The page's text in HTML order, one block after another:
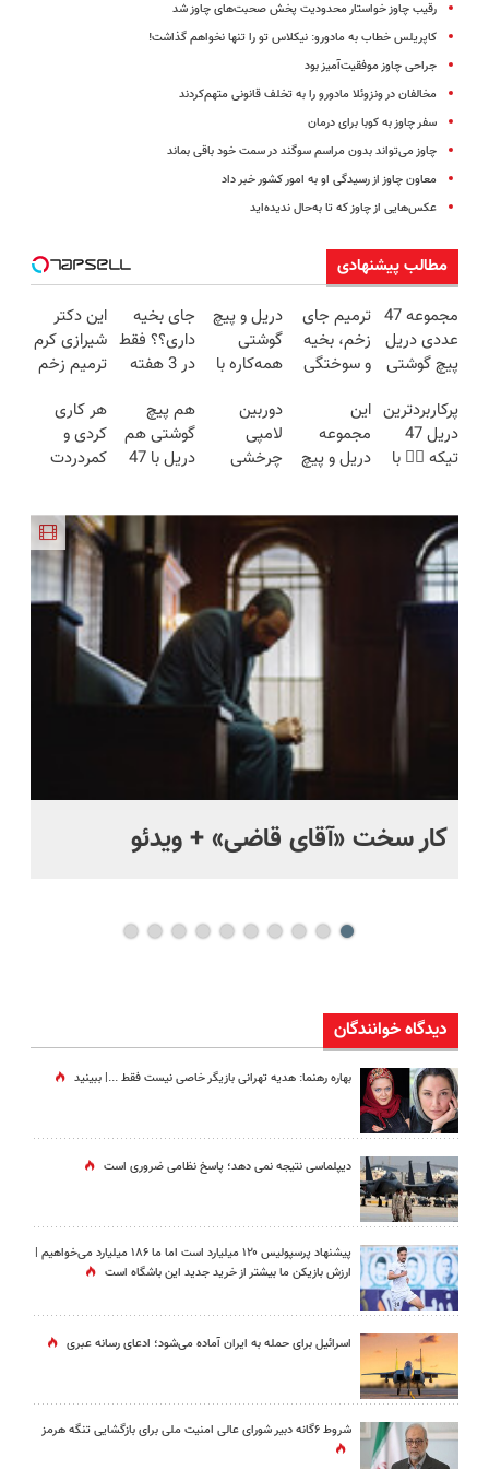
رقیب چاوز خواستار محدودیت پخش صحبت‌های چاوز شد
کاپریلس خطاب به مادورو: نیکلاس تو را تنها نخواهم گذاشت!
جراحی چاوز موفقیت‌آمیز بود
مخالفان در ونزوئلا مادورو را به تخلف قانونی متهم‌کردند
سفر چاوز به کوبا برای درمان
چاوز می‌تواند بدون مراسم سوگند در سمت خود باقی بماند
معاون چاوز از رسیدگی او به امور کشور خبر داد
عکس‌هایی از چاوز که تا به‌حال ندیده‌اید
مطالب پیشنهادی
مجموعه 47
عددی دریل
پیچ گوشتی
(تخفیف به
مدت
محدود)
ترمیم جای
زخم، بخیه
و سوختگی
هفته!!😍
دریل و پیچ
گوشتی
همه‌کاره با
هوشمند ⚙️
(نصف
قیمت بازار
جای بخیه
داری؟؟ فقط
در 3 هفته
کن!😍
این دکتر
شیرازی کرم
ترمیم زخم
ساخت!!!
پرکاربردترین
دریل 47
تیکه 👈🏻 با
این
مجموعه
دریل و پیچ
نصف قیمت
دوربین
لامپی
چرخشی
حراج شد🔥
پرداخت
درب منزل
هم پیچ
گوشتی هم
دریل با 47
بخرش!🔥
هر کاری
کردی و
کمردردت
پرسشنامه و
دریافت راه
حل
کار سخت «آقای قاضی» + ویدئو
دیدگاه خوانندگان
بهاره رهنما: هدیه تهرانی بازیگر خاصی نیست فقط ...|‌ ببینید
دیپلماسی نتیجه‌ نمی دهد؛ پاسخ نظامی ضروری است
پیشنهاد پرسپولیس ۱۲۰ میلیارد است اما ما ۱۸۶ میلیارد می‌خواهیم |
ارزش بازیکن ما بیشتر از خرید جدید این باشگاه است
اسرائیل برای حمله به ایران آماده می‌شود؛ ادعای رسانه عبری
شروط ۶گانه دبیر شورای عالی امنیت ملی برای بازگشایی تنگه هرمز